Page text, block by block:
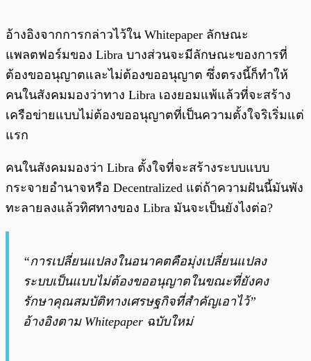
อ้างอิงจากการกล่าวไว้ใน Whitepaper ลักษณะ
แพลตฟอร์มของ Libra บางส่วนจะมีลักษณะของการที่
ต้องขออนุญาตและไม่ต้องขออนุญาต ซึ่งตรงนี้ก็ทำให้
คนในสังคมมองว่าทาง Libra เองยอมแพ้แล้วที่จะสร้าง
เครือข่ายแบบไม่ต้องขออนุญาตที่เป็นความตั้งใจริเริ่มแต่
แรก
คนในสังคมมองว่า Libra ตั้งใจที่จะสร้างระบบแบบ
กระจายอำนาจหรือ Decentralized แต่ถ้าความฝันนี้มันพัง
ทะลายลงแล้วทิศทางของ Libra มันจะเป็นยังไงต่อ?
“การเปลี่ยนแปลงในอนาคตคือมุ่งเปลี่ยนแปลง
ระบบเป็นแบบไม่ต้องขออนุญาตในขณะที่ยังคง
รักษาคุณสมบัติทางเศรษฐกิจที่สำคัญเอาไว้”
อ้างอิงตาม Whitepaper ฉบับใหม่